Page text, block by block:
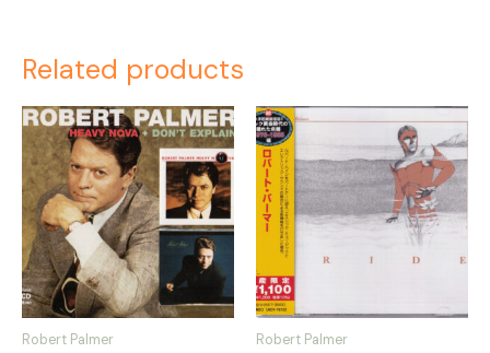
Related products
Robert Palmer Robert Palmer